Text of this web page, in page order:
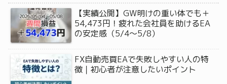
【実績公開】GW明けの重い体でも＋
54,473円！疲れた会社員を助けるEA
の安定感（5/4〜5/8）
FX自動売買EAで失敗しやすい人の特
徴｜初心者が注意したいポイント